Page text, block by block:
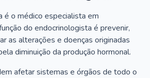
é o médico especialista em
do endocrinologista é prevenir,
as alterações e doenças originadas
diminuição da produção hormonal.
afetar sistemas e órgãos de todo o